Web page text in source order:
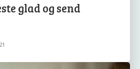
glad og send